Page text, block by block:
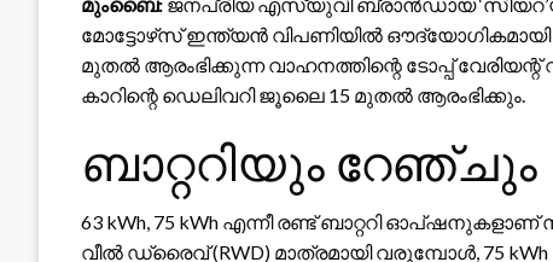
മോട്ടോഴ്‌സ് ഇന്ത്യൻ വിപണിയിൽ ഔദ്യോഗികമായി
മുതൽ ആരംഭിക്കുന്ന വാഹനത്തിന്റെ ടോപ്പ് വേരിയന്റ്
കാറിന്റെ ഡെലിവറി ജൂലൈ 15 മുതൽ ആരംഭിക്കും.
ബാറ്ററിയും റേഞ്ചും
63 kWh, 75 kWh എന്നീ രണ്ട് ബാറ്ററി ഓപ്ഷനുകളാണ്
വീൽ ഡ്രൈവ് (RWD) മാത്രമായി വരുമ്പോൾ, 75